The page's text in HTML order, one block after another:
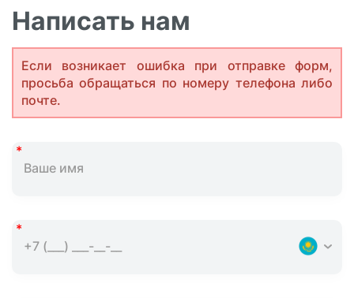
Написать нам
Если возникает ошибка при отправке форм,
просьба обращаться по номеру телефона либо
почте.